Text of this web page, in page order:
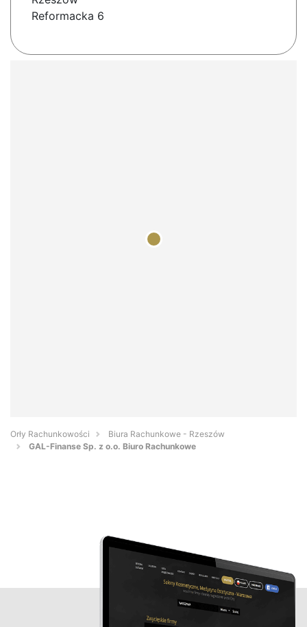
Reformacka 6
Orły Rachunkowości
Biura Rachunkowe - Rzeszów
GAL-Finanse Sp. z o.o. Biuro Rachunkowe